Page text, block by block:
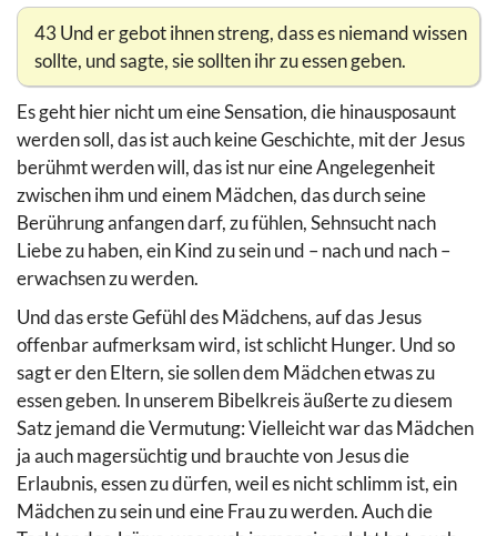
43 Und er gebot ihnen streng, dass es niemand wissen
sollte, und sagte, sie sollten ihr zu essen geben.
Es geht hier nicht um eine Sensation, die hinausposaunt
werden soll, das ist auch keine Geschichte, mit der Jesus
berühmt werden will, das ist nur eine Angelegenheit
zwischen ihm und einem Mädchen, das durch seine
Berührung anfangen darf, zu fühlen, Sehnsucht nach
Liebe zu haben, ein Kind zu sein und – nach und nach –
erwachsen zu werden.
Und das erste Gefühl des Mädchens, auf das Jesus
offenbar aufmerksam wird, ist schlicht Hunger. Und so
sagt er den Eltern, sie sollen dem Mädchen etwas zu
essen geben. In unserem Bibelkreis äußerte zu diesem
Satz jemand die Vermutung: Vielleicht war das Mädchen
ja auch magersüchtig und brauchte von Jesus die
Erlaubnis, essen zu dürfen, weil es nicht schlimm ist, ein
Mädchen zu sein und eine Frau zu werden. Auch die